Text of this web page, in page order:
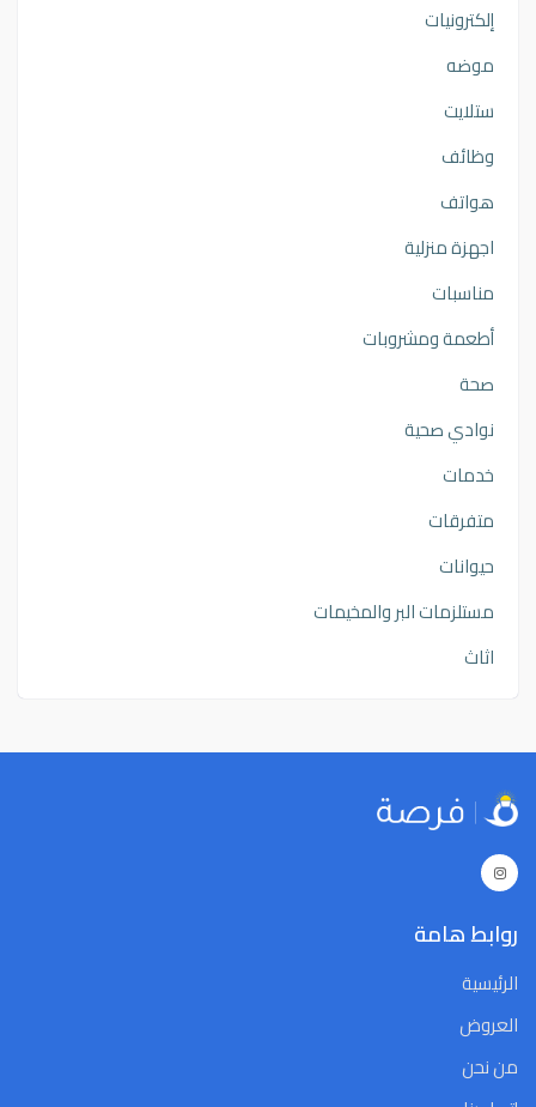
إلكترونيات
موضه
ستلايت
وظائف
هواتف
اجهزة منزلية
مناسبات
أطعمة ومشروبات
صحة
نوادي صحية
خدمات
متفرقات
حيوانات
مستلزمات البر والمخيمات
اثاث
روابط هامة
الرئيسية
العروض
من نحن